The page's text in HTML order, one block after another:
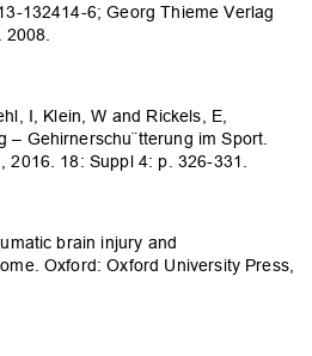
132414-6; Georg Thieme Verlag
I, Klein, W and Rickels, E,
– Gehirnerschu¨tterung im Sport.
2016. 18: Suppl 4: p. 326-331.
brain injury and
Oxford: Oxford University Press,